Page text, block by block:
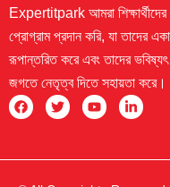
Expertitpark আমরা শিক্ষার্থীদের
প্রোগ্রাম প্রদান করি, যা তাদের
রূপান্তরিত করে এবং তাদের
জগতে নেতৃত্ব দিতে সহায়তা করে।